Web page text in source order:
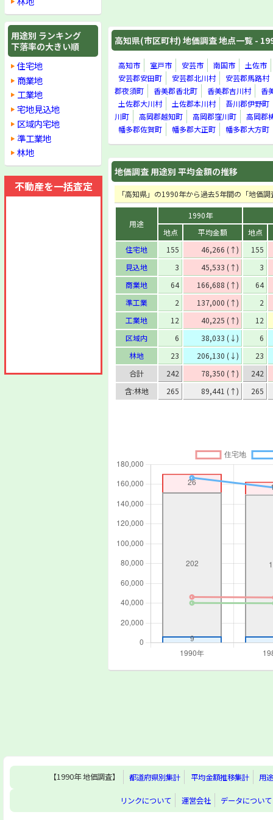
高知県(市区町村) 地価調査 地点一覧 -
高知市 室戸市 安芸市 南国市
土佐市
安芸郡安田町
安芸郡北川村
安芸郡馬路村
郡夜須町
香美郡香北町 香美郡吉川村
香
土佐郡大川村
土佐郡本川村
吾川郡伊野町
川町
高岡郡越知町 高岡郡窪川町
高岡郡
幡多郡佐賀町
幡多郡大正町 幡多郡大方町
地価調査 用途別 平均金額の推移
「高知県」の1990年から過去5年間の「地価
用途
1990年
地点
平均金額
地点
住宅地
155 46,266 (↑)
155
見込地
3 45,533 (↑)
3
商業地
64 166,688 (↑)
64
準工業
2 137,000 (↑)
2
工業地
12 40,225 (↑)
12
区域内
6 38,033 (↓)
6
林地
23 206,130 (↓)
23
合計
242 78,350 (↑)
242
含:林地
265 89,441 (↑) 265
用途別 ランキング
下落率の大きい順
住宅地
商業地
工業地
宅地見込地
区域内宅地
準工業地
林地
不動産を一括査定
【1990年 地価調査】 都道府県別集計 平均金額推移集計 用
リンクについて 運営会社 データについて